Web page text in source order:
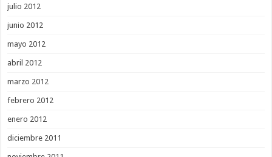
julio 2012
junio 2012
mayo 2012
abril 2012
marzo 2012
febrero 2012
enero 2012
diciembre 2011